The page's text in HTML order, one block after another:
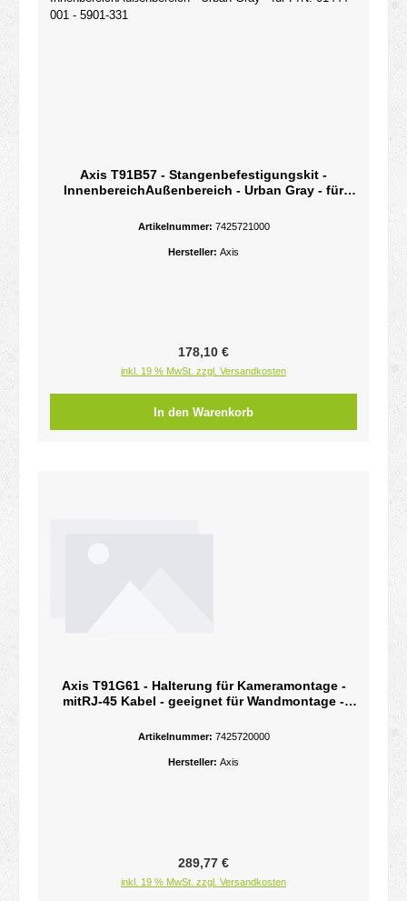
Axis T91B57 - Stangenbefestigungskit -
InnenbereichAußenbereich - Urban Gray - für
Artikelnummer: 7425721000
Hersteller: Axis
Regulärer Preis:
178,10 €
inkl. 19 % MwSt. zzgl. Versandkosten
In den Warenkorb
Axis T91G61 - Halterung für Kameramontage -
mitRJ-45 Kabel - geeignet für Wandmontage -
Artikelnummer: 7425720000
Hersteller: Axis
Regulärer Preis:
289,77 €
inkl. 19 % MwSt. zzgl. Versandkosten